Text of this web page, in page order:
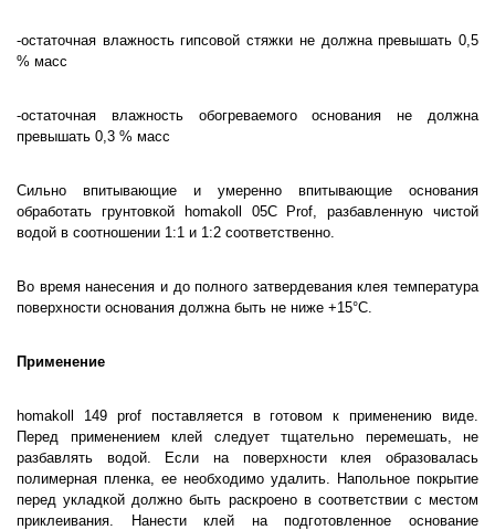
-остаточная влажность гипсовой стяжки не должна превышать 0,5
% масс
-остаточная влажность обогреваемого основания не должна
превышать 0,3 % масс
Сильно впитывающие и умеренно впитывающие основания
обработать грунтовкой homakoll 05C Prof, разбавленную чистой
водой в соотношении 1:1 и 1:2 соответственно.
Во время нанесения и до полного затвердевания клея температура
поверхности основания должна быть не ниже +15°C.
Применение
homakoll 149 prof поставляется в готовом к применению виде.
Перед применением клей следует тщательно перемешать, не
разбавлять водой. Если на поверхности клея образовалась
полимерная пленка, ее необходимо удалить. Напольное покрытие
перед укладкой должно быть раскроено в соответствии с местом
приклеивания. Нанести клей на подготовленное основание